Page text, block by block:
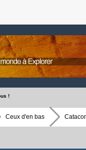
!
Ceux d'en bas